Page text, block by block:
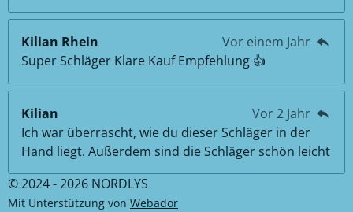
Kilian Rhein
Vor einem Jahr
Super Schläger Klare Kauf Empfehlung 👍
Kilian
Vor 2 Jahr
Ich war überrascht, wie du dieser Schläger in der
Hand liegt. Außerdem sind die Schläger schön leicht
© 2024 - 2026 NORDLYS
Mit Unterstützung von Webador